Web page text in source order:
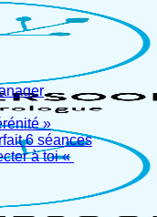
»
6 séances
à toi «